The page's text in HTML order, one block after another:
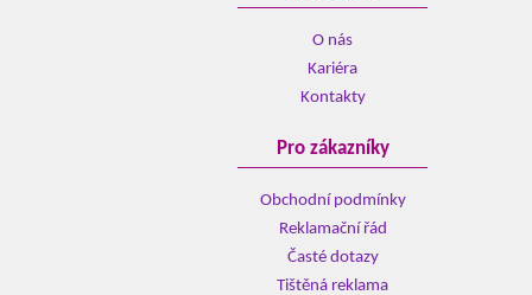
O nás
Kariéra
Kontakty
Pro zákazníky
Obchodní podmínky
Reklamační řád
Časté dotazy
Tištěná reklama